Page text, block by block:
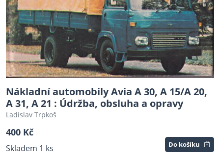
Nákladní automobily Avia A 30, A 15/A 20,
A 31, A 21 : Údržba, obsluha a opravy
Ladislav Trpkoš
400 Kč
Skladem 1 ks Do košíku